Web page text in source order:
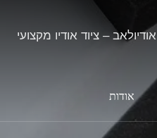
אודיולאב – ציוד אודיו מקצועי
אודות